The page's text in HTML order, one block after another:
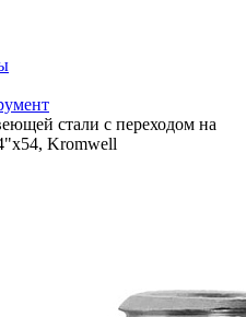
стали с переходом на
Kromwell